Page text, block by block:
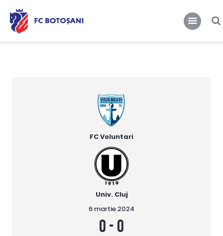
Club
Stiri
FC Voluntari
Univ. Cluj
6 martie 2024
0 - 0